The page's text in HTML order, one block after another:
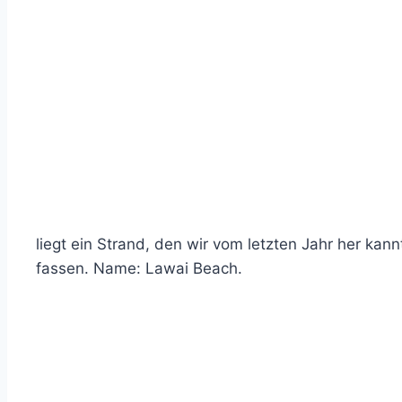
liegt ein Strand, den wir vom letzten Jahr her
fassen. Name: Lawai Beach.